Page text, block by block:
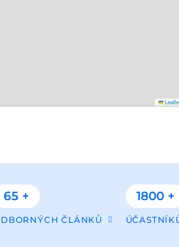
65 +
ČLÁNKŮ
1800 +